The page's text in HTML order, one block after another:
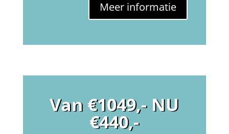
Meer informatie
Van €1049,- NU
€440,-